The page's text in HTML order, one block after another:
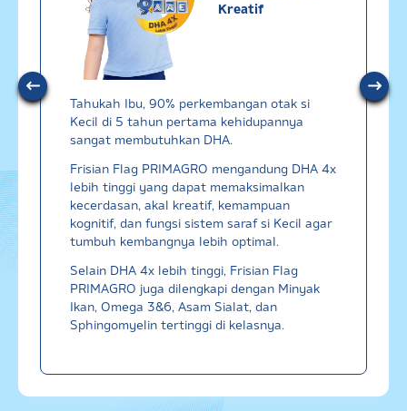
Saya setuju dengan
Saya setuju dan bersedia menerima
informasi dari Ibu & Balita, Frisian Flag
Indonesia, dan partner Ibu & Balita.
Kreatif
Tahukah Ibu, 90% perkembangan otak si
Kecil di 5 tahun pertama kehidupannya
sangat membutuhkan DHA.
Frisian Flag PRIMAGRO mengandung DHA 4x
lebih tinggi yang dapat memaksimalkan
kecerdasan, akal kreatif, kemampuan
kognitif, dan fungsi sistem saraf si Kecil agar
tumbuh kembangnya lebih optimal.
Selain DHA 4x lebih tinggi, Frisian Flag
PRIMAGRO juga dilengkapi dengan Minyak
Ikan, Omega 3&6, Asam Sialat, dan
Sphingomyelin tertinggi di kelasnya.